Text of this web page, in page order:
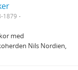
1879
med
Nils Nordien,